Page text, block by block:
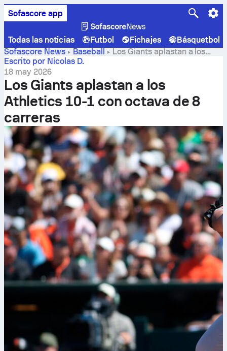
Sofascore app
Todas las noticias Futbol Fichajes
Básquetbol
Sofascore News
Baseball
Los Giants aplastan a los
Athletics 10-1 con octava de 8 carreras
Escrito por Nicolas D.
18 may 2026
Los Giants aplastan a los
Athletics 10-1 con octava de 8
carreras